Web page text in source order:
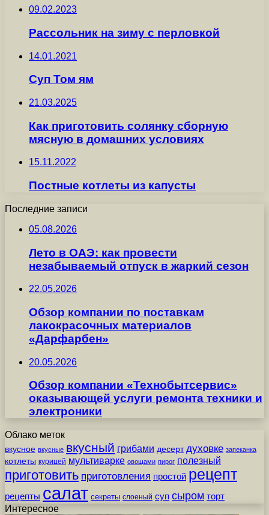
09.02.2023
Рассольник на зиму с перловкой
14.01.2021
Суп Том ям
21.03.2025
Как приготовить солянку сборную
мясную в домашних условиях
15.11.2022
Постные котлеты из капусты
Последние записи
05.08.2026
Лето в ОАЭ: как провести
незабываемый отпуск в жаркий сезон
22.05.2026
Обзор компании по поставкам
лакокрасочных материалов
«Дарфарбен»
20.05.2026
Обзор компании «Технобытсервис»
оказывающей услуги ремонта техники и
электроники
Облако меток
вкусное вкусные вкусный грибами десерт духовке запеканка
котлеты курицей мультиварке овощами пирог полезный
приготовить приготовления простой рецепт
рецепты салат секреты слоеный суп сыром торт
Интересное